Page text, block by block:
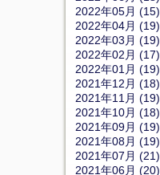
2022年05月 (15)
2022年04月 (19)
2022年03月 (19)
2022年02月 (17)
2022年01月 (19)
2021年12月 (18)
2021年11月 (19)
2021年10月 (18)
2021年09月 (19)
2021年08月 (19)
2021年07月 (21)
2021年06月 (20)